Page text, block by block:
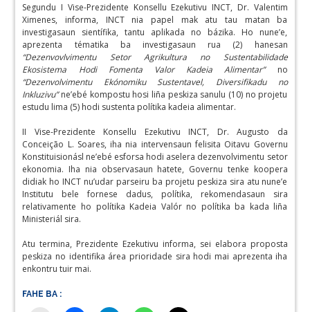
Segundu I Vise-Prezidente Konsellu Ezekutivu INCT, Dr. Valentim
Ximenes, informa, INCT nia papel mak atu tau matan ba
investigasaun sientífika, tantu aplikada no bázika. Ho nune’e,
aprezenta tématika ba investigasaun rua (2) hanesan
“Dezenvovlvimentu Setor Agrikultura no Sustentabilidade
Ekosistema Hodi Fomenta Valor Kadeia Alimentar”no
“Dezenvolvimentu Ekónomiku Sustentavel, Diversifikadu no
Inkluzivu”ne’ebé kompostu hosi liña peskiza sanulu (10) no projetu
estudu lima (5) hodi sustenta polítika kadeia alimentar.
II Vise-Prezidente Konsellu Ezekutivu INCT, Dr. Augusto da
Conceição L. Soares, iha nia intervensaun felisita Oitavu Governu
Konstituisionásl ne’ebé esforsa hodi aselera dezenvolvimentu setor
ekonomia. Iha nia observasaun hatete, Governu tenke koopera
didiak ho INCT nu’udar parseiru ba projetu peskiza sira atu nune’e
Institutu bele fornese dadus, polítika, rekomendasaun sira
relativamente ho polítika Kadeia Valór no polítika ba kada liña
Ministeriál sira.
Atu termina, Prezidente Ezekutivu informa, sei elabora proposta
peskiza no identifika área prioridade sira hodi mai aprezenta iha
enkontru tuir mai.
FAHE BA :